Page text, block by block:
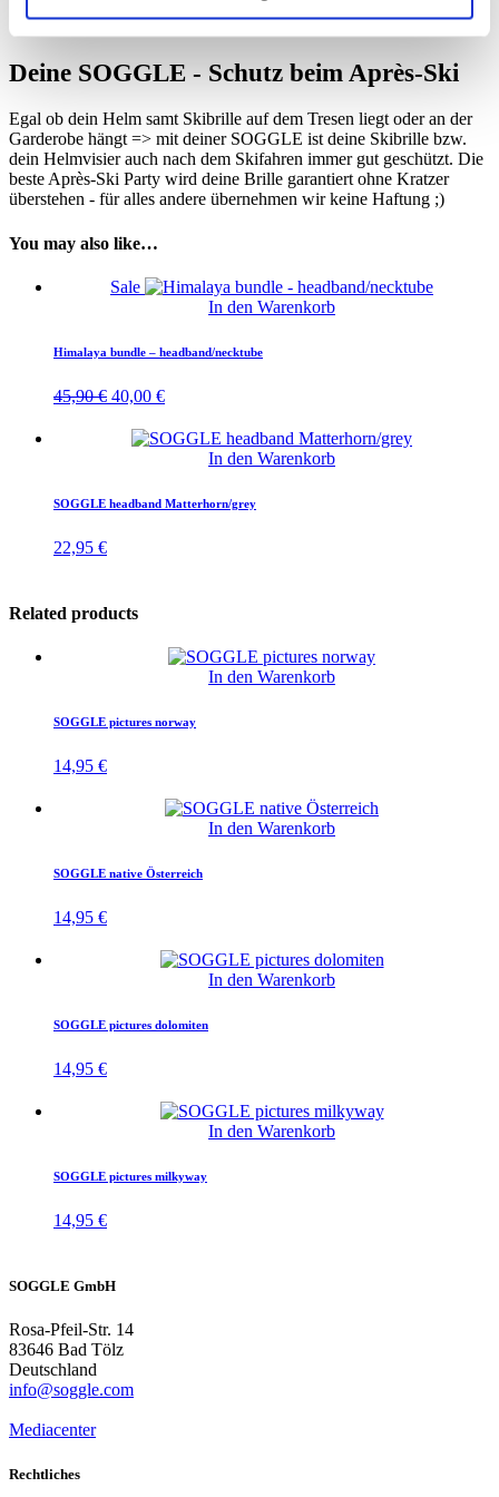
Deine SOGGLE - Schutz beim Après-Ski
Egal ob dein Helm samt Skibrille auf dem Tresen liegt oder an der
Garderobe hängt => mit deiner SOGGLE ist deine Skibrille bzw.
dein Helmvisier auch nach dem Skifahren immer gut geschützt. Die
beste Après-Ski Party wird deine Brille garantiert ohne Kratzer
überstehen - für alles andere übernehmen wir keine Haftung ;)
You may also like…
Sale
In den Warenkorb
Himalaya bundle – headband/necktube
45,90€ Ursprünglicher
war:
40,00 €Aktueller
ist:
40,00 €.In den Warenkorb
SOGGLE headband Matterhorn/grey
22,95 €
Related products
In den Warenkorb
SOGGLE pictures norway
14,95 €
In den Warenkorb
SOGGLE native Österreich
14,95 €
In den Warenkorb
SOGGLE pictures dolomiten
14,95 €
In den Warenkorb
SOGGLE pictures milkyway
14,95 €
SOGGLE GmbH
Rosa-Pfeil-Str. 14
83646 Bad Tölz
Deutschland
info@soggle.com
Mediacenter
Rechtliches